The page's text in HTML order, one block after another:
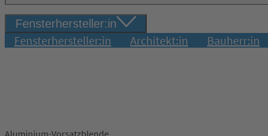
Fensterhersteller:in
Fensterhersteller:in Architekt:in Bauherr:in